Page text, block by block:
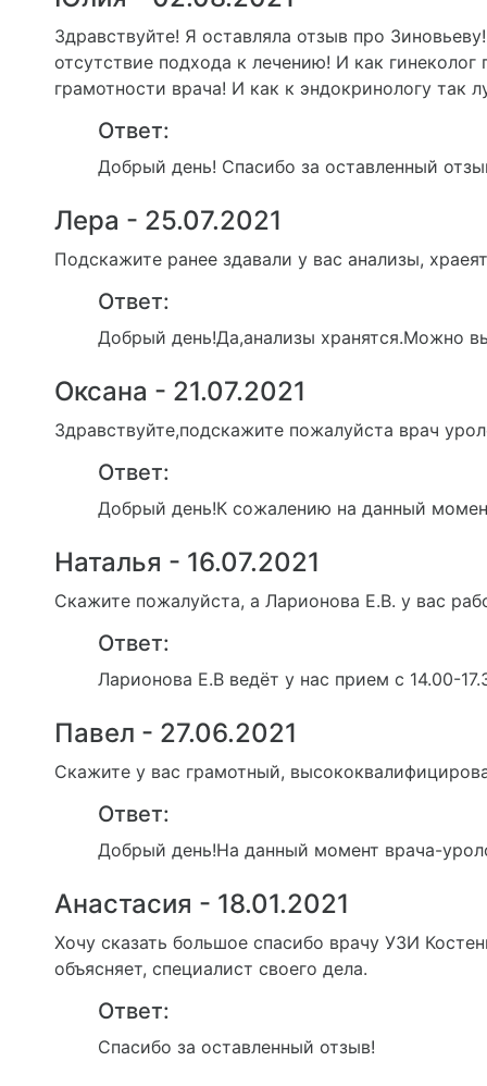
Здравствуйте! Я оставляла отзыв про
отсутствие подхода к лечению! И как
грамотности врача! И как к эндокринологу так
Ответ:
Добрый день! Спасибо за оставленный
Лера - 25.07.2021
Подскажите ранее здавали у вас анализы,
Ответ:
Добрый день!Да,анализы хранятся.Можно
Оксана - 21.07.2021
Здравствуйте,подскажите пожалуйста врач
Ответ:
Добрый день!К сожалению на данный
Наталья - 16.07.2021
Скажите пожалуйста, а Ларионова Е.В. у вас
Ответ:
Ларионова Е.В ведёт у нас прием с 14.00-
Павел - 27.06.2021
Скажите у вас грамотный,
Ответ:
Добрый день!На данный момент врача-
Анастасия - 18.01.2021
Хочу сказать большое спасибо врачу УЗИ
объясняет, специалист своего дела.
Ответ:
Спасибо за оставленный отзыв!